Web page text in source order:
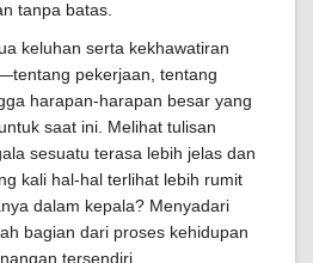
tanpa batas.
keluhan serta kekhawatiran
pekerjaan, tentang
harapan-harapan besar yang
saat ini. Melihat tulisan
sesuatu terasa lebih jelas dan
kali hal-hal terlihat lebih rumit
dalam kepala? Menyadari
bagian dari proses kehidupan
tersendiri.